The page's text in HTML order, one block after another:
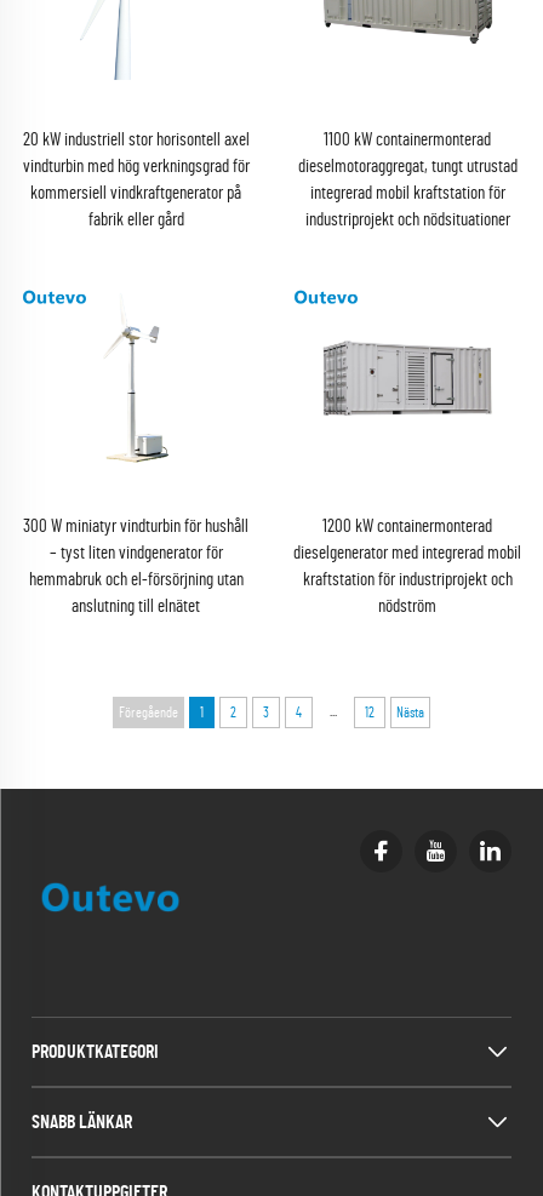
20 kW industriell stor horisontell axel
vindturbin med hög verkningsgrad för
kommersiell vindkraftgenerator på
fabrik eller gård
1100 kW containermonterad
dieselmotoraggregat, tungt utrustad
integrerad mobil kraftstation för
industriprojekt och nödsituationer
300 W miniatyr vindturbin för hushåll
– tyst liten vindgenerator för
hemmabruk och el-försörjning utan
anslutning till elnätet
1200 kW containermonterad
dieselgenerator med integrerad mobil
kraftstation för industriprojekt och
nödström
Föregående 1 2 3 4 12 Nästa
PRODUKTKATEGORI
SNABB LÄNKAR
KONTAKTUPPGIFTER